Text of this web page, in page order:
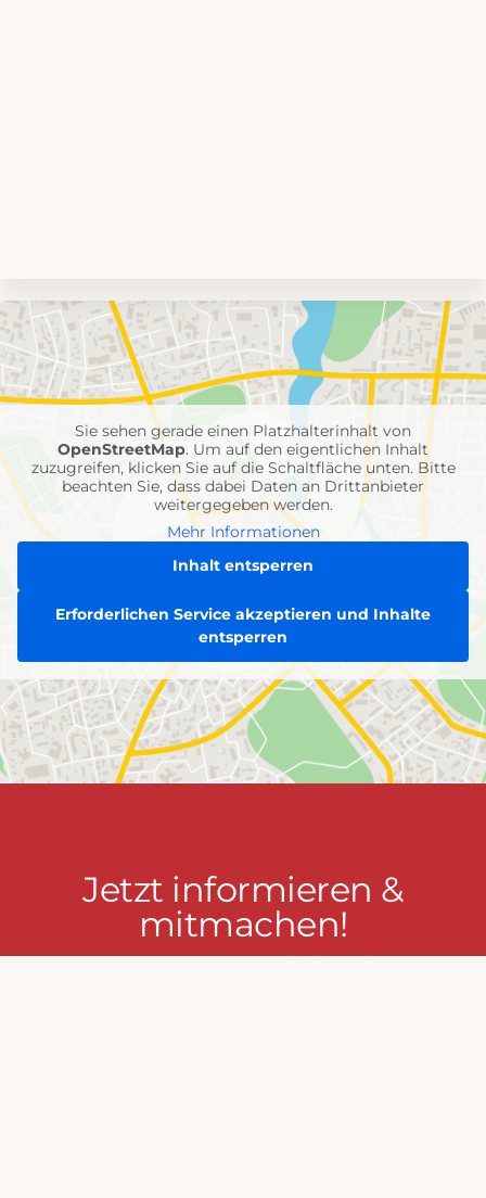
Umgebungskarte
mit
Feuerwehr-
Einheiten
Sie sehen gerade einen Platzhalterinhalt von
OpenStreetMap. Um auf den eigentlichen Inhalt
zuzugreifen, klicken Sie auf die Schaltfläche unten. Bitte
beachten Sie, dass dabei Daten an Drittanbieter
weitergegeben werden.
Mehr Informationen
Inhalt entsperren
Erforderlichen Service akzeptieren und Inhalte
entsperren
Jetzt
informieren
&
Jetzt informieren &
mitmachen!